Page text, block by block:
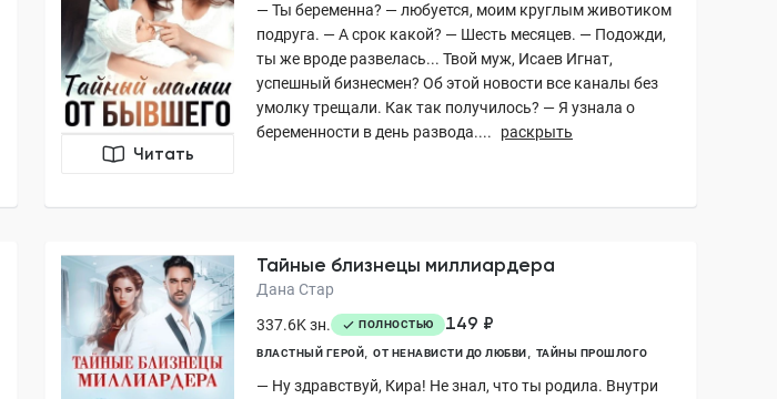
Читать
— Ты беременна? — любуется, моим круглым животиком
подруга. — А срок какой? — Шесть месяцев. — Подожди,
ты же вроде развелась... Твой муж, Исаев Игнат,
успешный бизнесмен? Об этой новости все каналы без
умолку трещали. Как так получилось? — Я узнала о
беременности в день развода....
раскрыть
Тайные близнецы миллиардера
Дана Стар
337.6K зн.
ПОЛНОСТЬЮ 149 ₽
ВЛАСТНЫЙ ГЕРОЙ ОТ НЕНАВИСТИ ДО ЛЮБВИ ТАЙНЫ ПРОШЛОГО
— Ну здравствуй, Кира! Не знал, что ты родила. Внутри